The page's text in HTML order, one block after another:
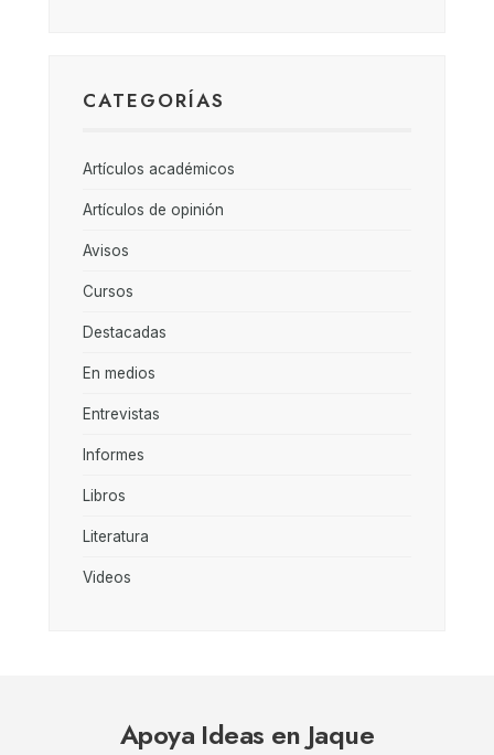
CATEGORÍAS
Artículos académicos
Artículos de opinión
Avisos
Cursos
Destacadas
En medios
Entrevistas
Informes
Libros
Literatura
Videos
Apoya Ideas en Jaque